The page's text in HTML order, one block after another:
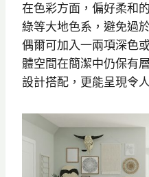
在色彩方面，偏好柔和
綠等大地色系，避免過
偶爾可加入一兩項深色
體空間在簡潔中仍保有
設計搭配，更能呈現令